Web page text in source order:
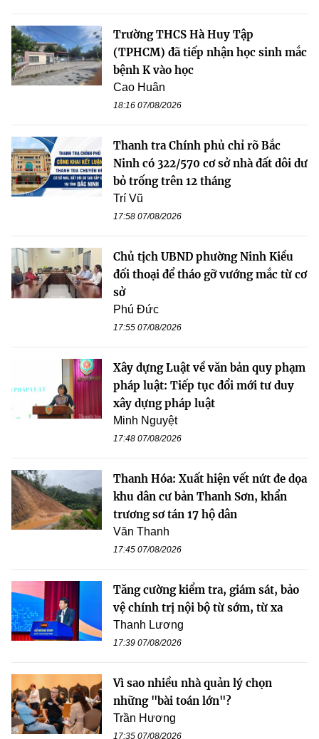
Trường THCS Hà Huy Tập
(TPHCM) đã tiếp nhận học sinh mắc
bệnh K vào học
Cao Huân
18:16 07/08/2026
Thanh tra Chính phủ chỉ rõ Bắc
Ninh có 322/570 cơ sở nhà đất dôi dư
bỏ trống trên 12 tháng
Trí Vũ
17:58 07/08/2026
Chủ tịch UBND phường Ninh Kiều
đối thoại để tháo gỡ vướng mắc từ cơ
sở
Phú Đức
17:55 07/08/2026
Xây dựng Luật về văn bản quy phạm
pháp luật: Tiếp tục đổi mới tư duy
xây dựng pháp luật
Minh Nguyệt
17:48 07/08/2026
Thanh Hóa: Xuất hiện vết nứt đe dọa
khu dân cư bản Thanh Sơn, khẩn
trương sơ tán 17 hộ dân
Văn Thanh
17:45 07/08/2026
Tăng cường kiểm tra, giám sát, bảo
vệ chính trị nội bộ từ sớm, từ xa
Thanh Lương
17:39 07/08/2026
Vì sao nhiều nhà quản lý chọn
những "bài toán lớn"?
Trần Hương
17:35 07/08/2026